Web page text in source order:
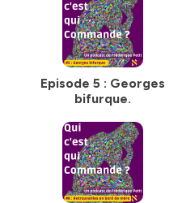
poser un regard distancié
celui d'accompagnant.
est pour moi un
reflète la complexe et
chacun se fait également
l'universel rejoint le singulier.
Dans cet engagement sur
soi, dans cette quête
recherche intime d'alliance
conscience, Masculin et
confus à plus grand que
Episode 5 : Georges
bifurque.